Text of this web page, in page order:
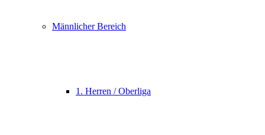
Männlicher Bereich
1. Herren / Oberliga